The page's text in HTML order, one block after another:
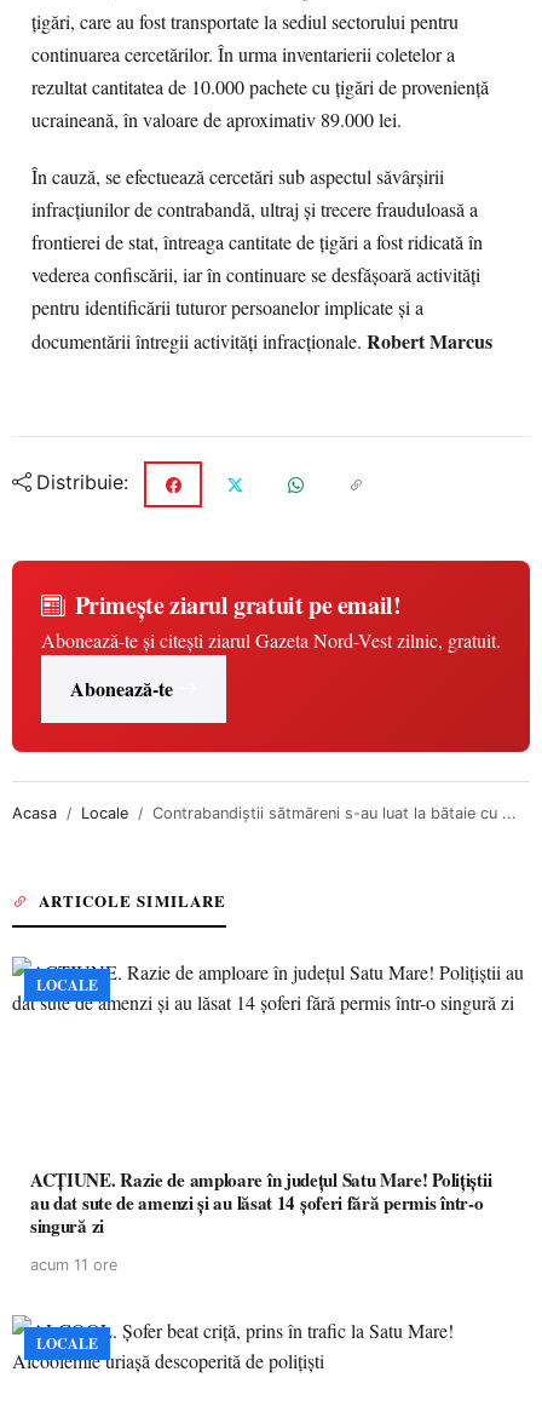
ţigări, care au fost transportate la sediul sectorului pentru
continuarea cercetărilor. În urma inventarierii coletelor a
rezultat cantitatea de 10.000 pachete cu ţigări de provenienţă
ucraineană, în valoare de aproximativ 89.000 lei.
În cauză, se efectuează cercetări sub aspectul săvârşirii
infracţiunilor de contrabandă, ultraj şi trecere frauduloasă a
frontierei de stat, întreaga cantitate de ţigări a fost ridicată în
vederea confiscării, iar în continuare se desfăşoară activităţi
pentru identificării tuturor persoanelor implicate şi a
documentării întregii activităţi infracţionale. Robert Marcus
Distribuie:
Primește ziarul gratuit pe email!
Abonează-te și citești ziarul Gazeta Nord-Vest zilnic, gratuit.
Abonează-te
Acasa Locale Contrabandiştii sătmăreni s-au luat la bătaie cu ...
ARTICOLE SIMILARE
LOCALE
ACȚIUNE. Razie de amploare în județul Satu Mare! Polițiștii
au dat sute de amenzi și au lăsat 14 șoferi fără permis într-o
singură zi
acum 11 ore
LOCALE